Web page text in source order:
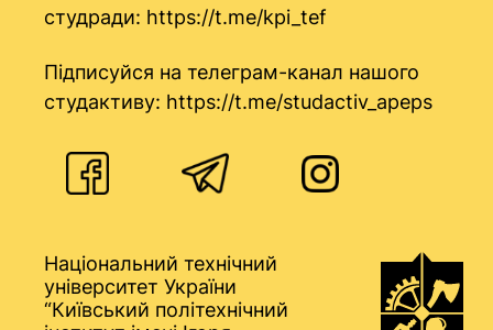
студради: https://t.me/kpi_tef
Підписуйся на телеграм-канал нашого
студактиву: https://t.me/studactiv_apeps
Національний технічний
університет України
“Київський політехнічний